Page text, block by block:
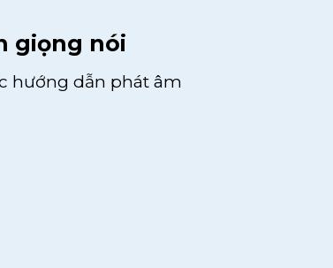
giọng nói
hướng dẫn phát âm